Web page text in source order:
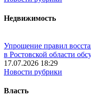
Недвижимость
Упрощение правил
в Ростовской области
17.07.2026 18:29
Новости рубрики
Власть